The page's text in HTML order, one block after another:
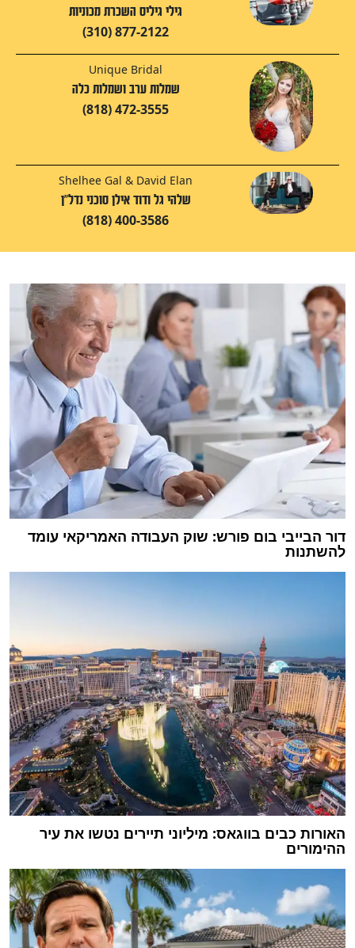
גילי גיליס השכרת מכוניות
(310) 877-2122
Unique Bridal
שמלות ערב ושמלות כלה
(818) 472-3555
Shelhee Gal & David Elan
שלהי גל ודוד אילן סוכני נדל"ן
(818) 400-3586
דור הבייבי בום פורש: שוק העבודה האמריקאי עומד
להשתנות
האורות כבים בווגאס: מיליוני תיירים נטשו את עיר
ההימורים